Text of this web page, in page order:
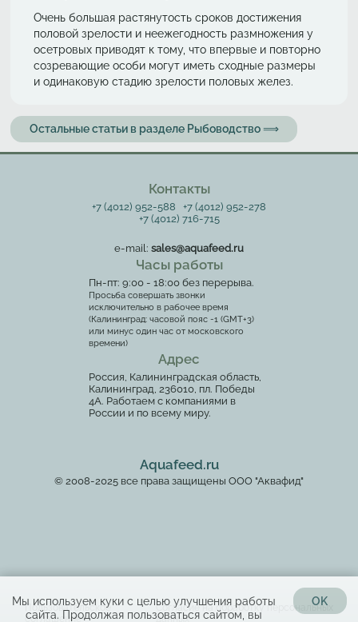
Очень большая растянутость сроков достижения
половой зрелости и неежегодность размножения у
осетровых приводят к тому, что впервые и повторно
созревающие особи могут иметь сходные размеры
и одинаковую стадию зрелости половых желез.
Остальные статьи в разделе Рыбоводство ⟹
Контакты
+7 (4012) 952-588
+7 (4012) 952-278
+7 (4012) 716-715
e-mail: sales@aquafeed.ru
Часы работы
Пн-пт: 9:00 - 18:00 без перерыва.
Просьба совершать звонки
исключительно в рабочее время
(Калининград: часовой пояс -1 (GMT+3)
или минус один час от московского
времени)
Адрес
Россия, Калининградская область,
Калининград, 236010, пл. Победы
4А. Работаем с компаниями в
России и по всему миру.
Aquafeed.ru
© 2008-2025 все права защищены ООО "Аквафид"
Пользовательское
соглашение
Согласие на обработку персональных
данных
Мы используем куки с целью улучшения работы
сайта. Продолжая пользоваться сайтом, вы
OK